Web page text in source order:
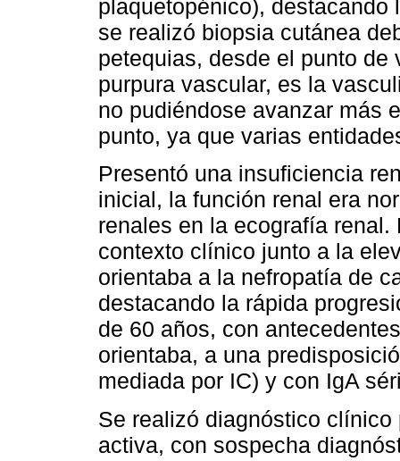
plaquetopénico), destacando
se realizó biopsia cutánea
petequias, desde el punto de
purpura vascular, es la
no pudiéndose avanzar más
punto, ya que varias
Presentó una insuficiencia
inicial, la función renal era
renales en la ecografía
contexto clínico junto a la
orientaba a la nefropatía de
destacando la rápida
de 60 años, con
orientaba, a una
mediada por IC) y con IgA
Se realizó diagnóstico
activa, con sospecha